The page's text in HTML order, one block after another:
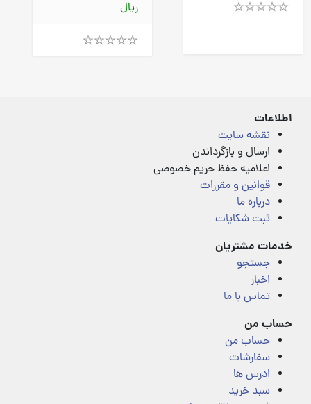
ریال
اطلاعات
نقشه سایت
ارسال و بازگرداندن
اعلامیه حفظ حریم خصوصی
قوانین و مقررات
درباره ما
ثبت شکایات
خدمات مشتریان
جستجو
اخبار
تماس با ما
حساب من
حساب من
سفارشات
ادرس ها
سبد خرید